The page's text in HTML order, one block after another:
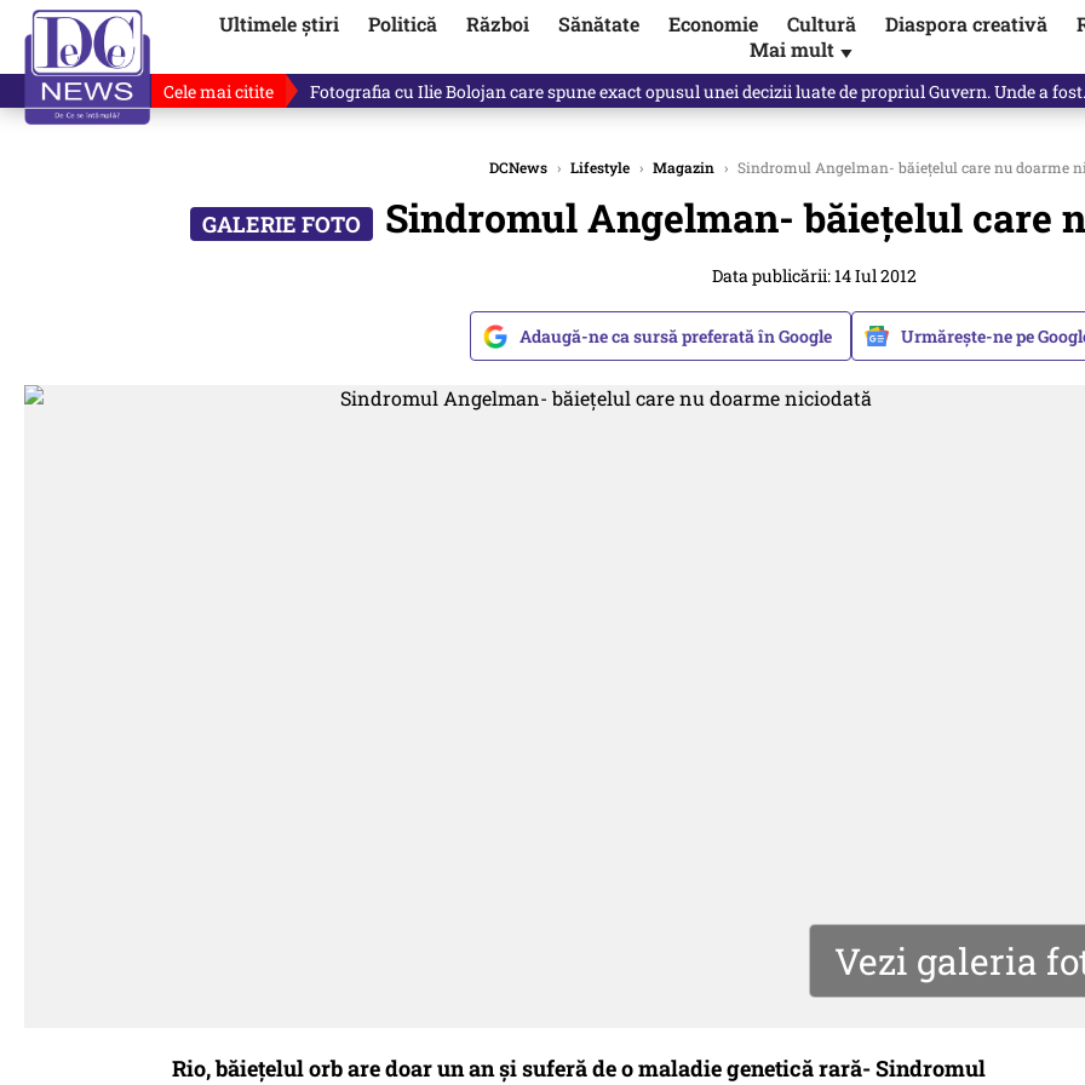
Ultimele știri Politică Război Sănătate Economie Cultură Diaspora creativă
Mai mult ▼
Cele mai citite Lucruri neștiute despre Mihai Vîrdol, dezvăluite de o colegă. Povestea pilotului militar dincolo de…
DCNews › Lifestyle › Magazin › Sindromul Angelman- băieţelul care nu doarme
Sindromul Angelman- băieţelul care
Data publicării: 14 Iul 2012
Adaugă-ne ca sursă preferată în Google Urmărește-ne pe
Vezi galeria
Rio, băieţelul orb are doar un an şi suferă de o maladie genetică rară- Sindromul